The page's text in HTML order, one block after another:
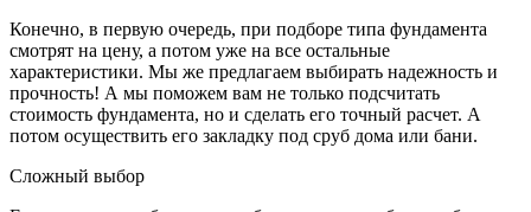
Конечно, в первую очередь, при подборе типа фундамента
смотрят на цену, а потом уже на все остальные
характеристики. Мы же предлагаем выбирать надежность и
прочность! А мы поможем вам не только подсчитать
стоимость фундамента, но и сделать его точный расчет. А
потом осуществить его закладку под сруб дома или бани.
Сложный выбор